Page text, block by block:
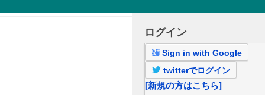
ログイン
Sign in with Google
twitterでログイン
[新規の方はこちら]